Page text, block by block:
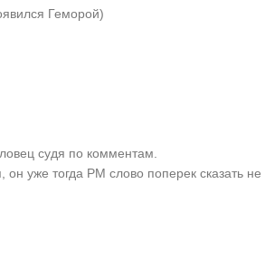
Геморой)
судя по комментам.
уже тогда РМ слово поперек сказать не